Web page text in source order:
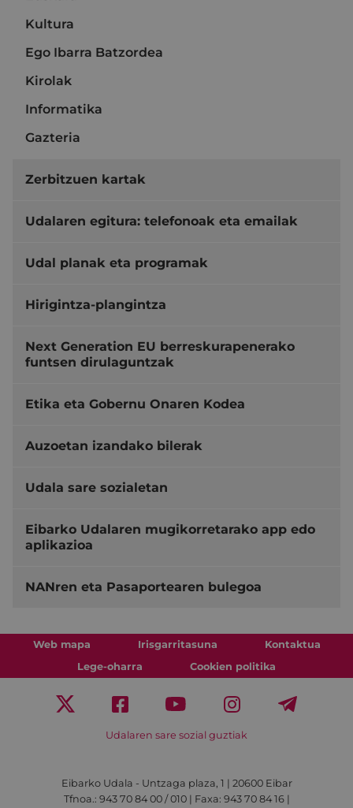
Kultura
Ego Ibarra Batzordea
Kirolak
Informatika
Gazteria
Zerbitzuen kartak
Udalaren egitura: telefonoak eta emailak
Udal planak eta programak
Hirigintza-plangintza
Next Generation EU berreskurapenerako
funtsen dirulaguntzak
Etika eta Gobernu Onaren Kodea
Auzoetan izandako bilerak
Udala sare sozialetan
Eibarko Udalaren mugikorretarako app edo
aplikazioa
NANren eta Pasaportearen bulegoa
Web mapa Irisgarritasuna
Kontaktua
Lege-oharra
Cookien politika
Udalaren sare sozial guztiak
Eibarko Udala - Untzaga plaza, 1 | 20600 Eibar
Tfnoa.: 943 70 84 00 / 010 | Faxa: 943 70 84 16 |